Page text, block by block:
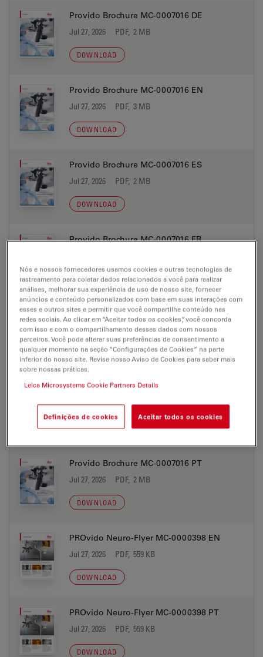
Provido Brochure MC-0007016 DE
Jul 27, 2026 PDF, 2 MB
DOWNLOAD
Provido Brochure MC-0007016 EN
Jul 27, 2026 PDF, 3 MB
DOWNLOAD
Provido Brochure MC-0007016 ES
Jul 27, 2026 PDF, 2 MB
DOWNLOAD
Provido Brochure MC-0007016 FR
DOWNLOAD
Provido Brochure MC-0007016 IT
Jul 27, 2026 PDF, 2 MB
DOWNLOAD
Provido Brochure MC-0007016 JP
Jul 27, 2026 PDF, 2 MB
DOWNLOAD
Provido Brochure MC-0007016 PT
Jul 27, 2026 PDF, 2 MB
DOWNLOAD
PROvido Neuro-Flyer MC-0000398 EN
Jul 27, 2026 PDF, 559 KB
DOWNLOAD
PROvido Neuro-Flyer MC-0000398 PT
Jul 27, 2026 PDF, 559 KB
DOWNLOAD
Nós e nossos fornecedores usamos cookies e outras tecnologias de
rastreamento para coletar dados relacionados a você para realizar
análises, melhorar sua experiência de uso de nosso site, fornecer
anúncios e conteúdo personalizados com base em suas interações com
esses e outros sites e permitir que você compartilhe conteúdo nas
redes sociais. Ao clicar em “Aceitar todos os cookies”, você concorda
com isso e com o compartilhamento desses dados com nossos
parceiros. Você pode alterar suas preferências de consentimento a
qualquer momento na seção “Configurações de Cookies” na parte
inferior do nosso site. Revise nosso Aviso de Cookies para saber mais
sobre nossas práticas.
Leica Microsystems Cookie Partners Details
Definições de cookies Aceitar todos os cookies